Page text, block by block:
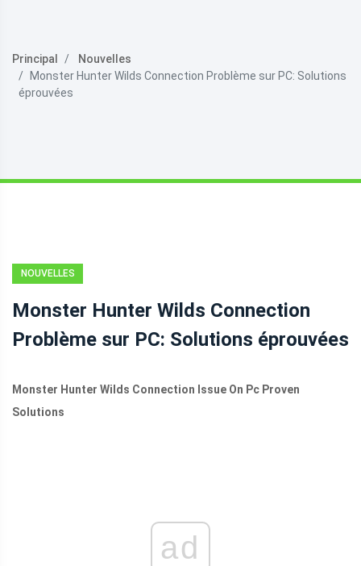
Principal
Nouvelles
Monster Hunter Wilds Connection Problème sur PC: Solutions
éprouvées
NOUVELLES
Monster Hunter Wilds Connection
Problème sur PC: Solutions éprouvées
Monster Hunter Wilds Connection Issue On Pc Proven
Solutions
ad